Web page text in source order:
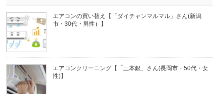
エアコンの買い替え【「ダイチャンマルマル」さん(新潟
市・30代・男性）】
エアコンクリーニング【「三本銀」さん(長岡市・50代・女
性)】